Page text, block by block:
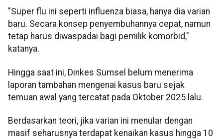
"Super flu ini seperti influenza biasa, hanya dia varian
baru. Secara konsep penyembuhannya cepat, namun
tetap harus diwaspadai bagi pemilik komorbid,"
katanya.
Hingga saat ini, Dinkes Sumsel belum menerima
laporan tambahan mengenai kasus baru sejak
temuan awal yang tercatat pada Oktober 2025 lalu.
Berdasarkan teori, jika varian ini menular dengan
masif seharusnya terdapat kenaikan kasus hingga 10